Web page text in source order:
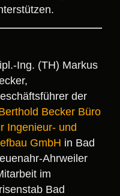
Ing. (TH) Markus
der
Becker Büro
Ingenieur- und
GmbH in Bad
Ahrweiler
im
Bad